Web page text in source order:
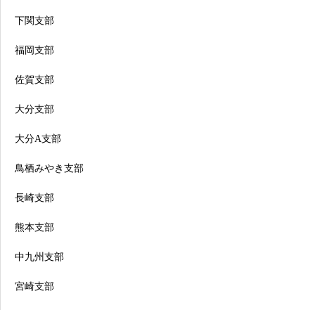
下関支部
福岡支部
佐賀支部
大分支部
大分A支部
鳥栖みやき支部
長崎支部
熊本支部
中九州支部
宮崎支部